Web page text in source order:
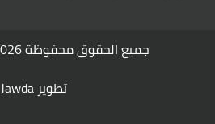
جميع الحقوق محفوظة 2026 ©
تطوير Jawda